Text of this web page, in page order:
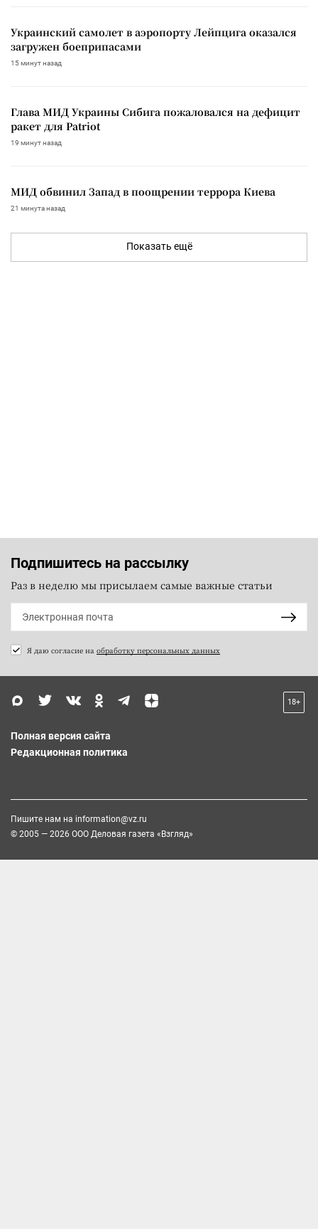
Украинский самолет в аэропорту Лейпцига оказался
загружен боеприпасами
15 минут назад
Глава МИД Украины Сибига пожаловался на дефицит
ракет для Patriot
19 минут назад
МИД обвинил Запад в поощрении террора Киева
21 минута назад
Показать ещё
Подпишитесь на рассылку
Раз в неделю мы присылаем самые важные статьи
Я даю согласие на обработку персональных данных
18+
Полная версия сайта
Редакционная политика
Пишите нам на information@vz.ru
© 2005 — 2026 ООО Деловая газета «Взгляд»